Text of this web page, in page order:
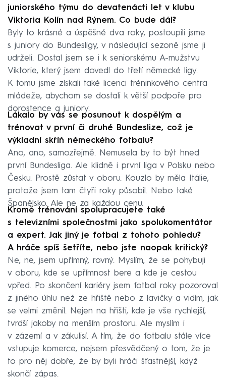
juniorského týmu do devatenácti let v klubu
Viktoria Kolín nad Rýnem. Co bude dál?
Byly to krásné a úspěšné dva roky, postoupili jsme
s juniory do Bundesligy, v následující sezoně jsme ji
udrželi. Dostal jsem se i k seniorskému A-mužstvu
Viktorie, který jsem dovedl do třetí německé ligy.
K tomu jsme získali také licenci tréninkového centra
mládeže, abychom se dostali k větší podpoře pro
dorostence a juniory.
Lákalo by vás se posunout k dospělým a
trénovat v první či druhé Bundeslize, což je
výkladní skříň německého fotbalu?
Ano, ano, samozřejmě. Nemusela by to být hned
první Bundesliga. Ale klidně i první liga v Polsku nebo
Česku. Prostě zůstat v oboru. Kouzlo by měla Itálie,
protože jsem tam čtyři roky působil. Nebo také
Španělsko. Ale ne za každou cenu.
Kromě trénování spolupracujete také
s televizními společnostmi jako spolukomentátor
a expert. Jak jiný je fotbal z tohoto pohledu?
A hráče spíš šetříte, nebo jste naopak kritický?
Ne, ne, jsem upřímný, rovný. Myslím, že se pohybuji
v oboru, kde se upřímnost bere a kde je cestou
vpřed. Po skončení kariéry jsem fotbal roky pozoroval
z jiného úhlu než ze hřiště nebo z lavičky a vidím, jak
se velmi změnil. Nejen na hřišti, kde je vše rychlejší,
tvrdší jakoby na menším prostoru. Ale myslím i
v zázemí a v zákulisí. A tím, že do fotbalu stále více
vstupuje komerce, nejsem přesvědčený o tom, že je
to pro něj dobře, že by byli hráči šťastnější, když
skončí zápas.